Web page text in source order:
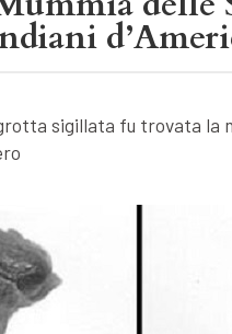
sigillata fu trovata la